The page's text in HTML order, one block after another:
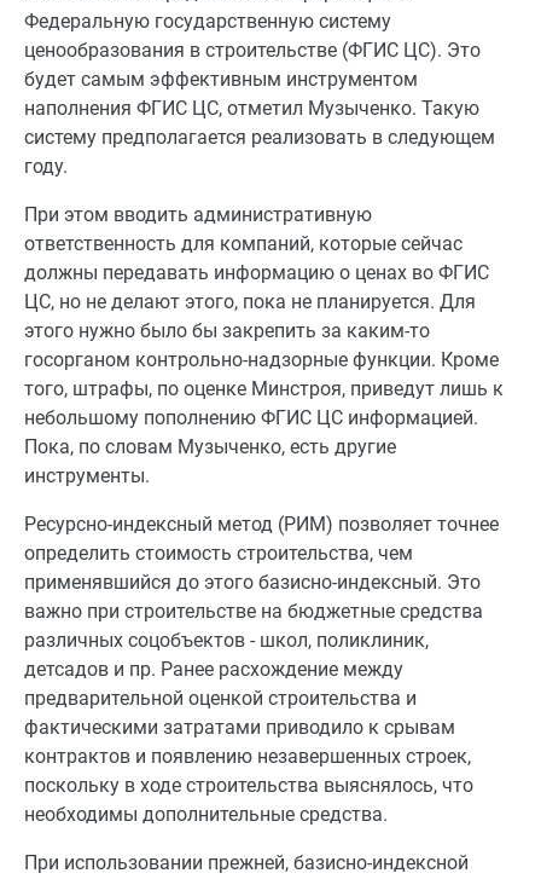
Федеральную государственную систему
ценообразования в строительстве (ФГИС ЦС). Это
будет самым эффективным инструментом
наполнения ФГИС ЦС, отметил Музыченко. Такую
систему предполагается реализовать в следующем
году.
При этом вводить административную
ответственность для компаний, которые сейчас
должны передавать информацию о ценах во ФГИС
ЦС, но не делают этого, пока не планируется. Для
этого нужно было бы закрепить за каким-то
госорганом контрольно-надзорные функции. Кроме
того, штрафы, по оценке Минстроя, приведут лишь к
небольшому пополнению ФГИС ЦС информацией.
Пока, по словам Музыченко, есть другие
инструменты.
Ресурсно-индексный метод (РИМ) позволяет точнее
определить стоимость строительства, чем
применявшийся до этого базисно-индексный. Это
важно при строительстве на бюджетные средства
различных соцобъектов - школ, поликлиник,
детсадов и пр. Ранее расхождение между
предварительной оценкой строительства и
фактическими затратами приводило к срывам
контрактов и появлению незавершенных строек,
поскольку в ходе строительства выяснялось, что
необходимы дополнительные средства.
При использовании прежней, базисно-индексной